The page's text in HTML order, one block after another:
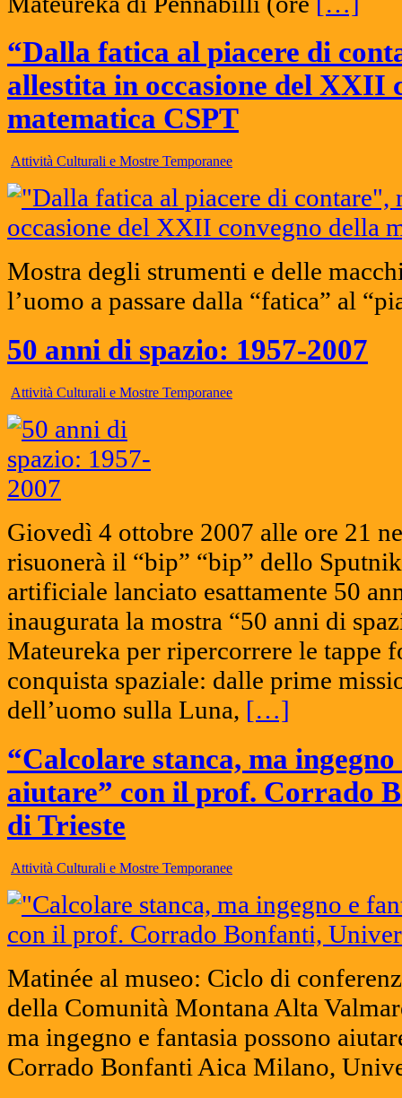
“Dalla fatica al piacere di
allestita in occasione del XXII
matematica CSPT
Attività Culturali e Mostre Temporanee
Mostra degli strumenti e delle
l’uomo a passare dalla “fatica” al
50 anni di spazio: 1957-2007
Attività Culturali e Mostre Temporanee
Giovedì 4 ottobre 2007 alle ore 21
risuonerà il “bip” “bip” dello
artificiale lanciato esattamente 50
inaugurata la mostra “50 anni di
Mateureka per ripercorrere le tappe
conquista spaziale: dalle prime
dell’uomo sulla Luna, […]
“Calcolare stanca, ma
aiutare” con il prof. Corrado
di Trieste
Attività Culturali e Mostre Temporanee
Matinée al museo: Ciclo di
della Comunità Montana Alta
ma ingegno e fantasia possono
Corrado Bonfanti Aica Milano,